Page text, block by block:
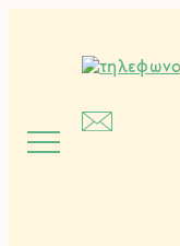
περιεχόμενο